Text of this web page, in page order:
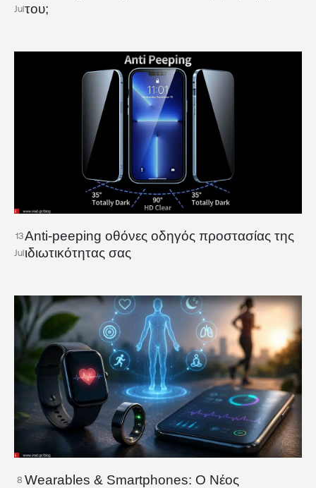
Julτου;
13
Jul
Anti-peeping οθόνες οδηγός προστασίας της
ιδιωτικότητας σας
8 Wearables & Smartphones: Ο Νέος